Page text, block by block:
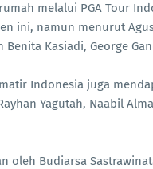
melalui PGA Tour
ini, namun menurut
Kasiadi, George
Indonesia juga
Yagutah, Naabil
oleh Budiarsa